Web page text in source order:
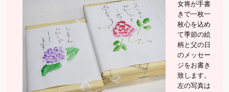
女将が手書
きで一枚一
枚心を込め
て季節の絵
柄と父の日
のメッセー
ジをお書き
致します。
左の写真は